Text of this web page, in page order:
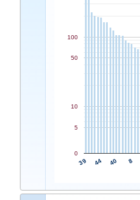
39 44 40 8
0
5
10
50
100